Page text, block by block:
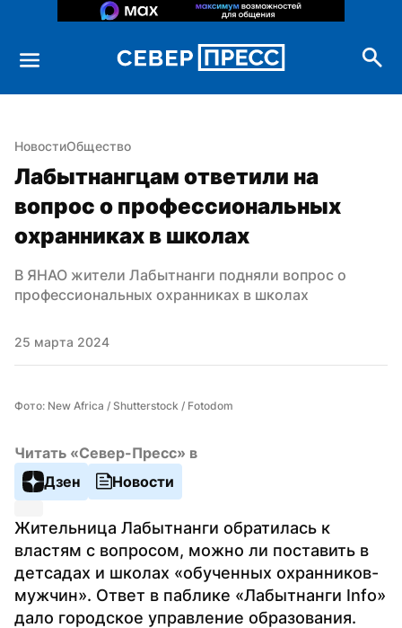
НовостиОбщество
Лабытнангцам ответили на
вопрос о профессиональных
охранниках в школах
В ЯНАО жители Лабытнанги подняли вопрос о
профессиональных охранниках в школах
25 марта 2024
Фото: New Africa / Shutterstock / Fotodom
Читать «Север-Пресс» в
Дзен
Новости
Жительница Лабытнанги обратилась к
властям с вопросом, можно ли поставить в
детсадах и школах «обученных охранников-
мужчин». Ответ в паблике «Лабытнанги Info»
дало городское управление образования.